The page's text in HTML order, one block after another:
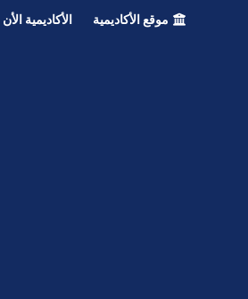
موقع الأكاديمية الأكاديمية الأن